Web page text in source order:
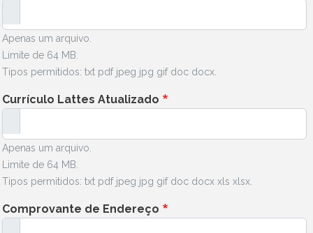
Apenas um arquivo.
Limite de 64 MB.
Tipos permitidos: txt pdf jpeg jpg gif doc docx.
Currículo Lattes Atualizado
Apenas um arquivo.
Limite de 64 MB.
Tipos permitidos: txt pdf jpeg jpg gif doc docx xls xlsx.
Comprovante de Endereço